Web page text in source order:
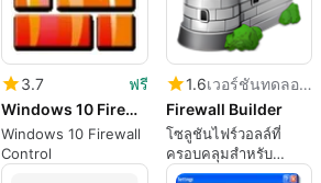
3.7
ฟรี
Windows 10 Firewall Control
Windows 10 Firewall
Control
1.6
เวอร์ชันทดลองใช้
Firewall Builder
โซลูชันไฟร์วอลล์ที่
ครอบคลุมสำหรับ
Windows